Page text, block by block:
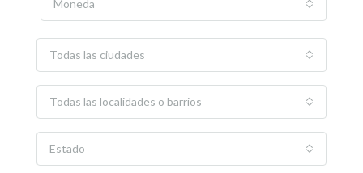
Moneda
Todas las ciudades
Todas las localidades o barrios
Estado